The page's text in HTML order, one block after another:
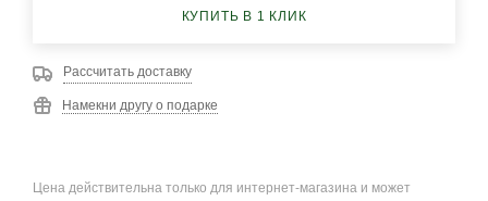
КУПИТЬ В 1 КЛИК
Рассчитать доставку
Намекни другу о подарке
Цена действительна только для интернет-магазина и может